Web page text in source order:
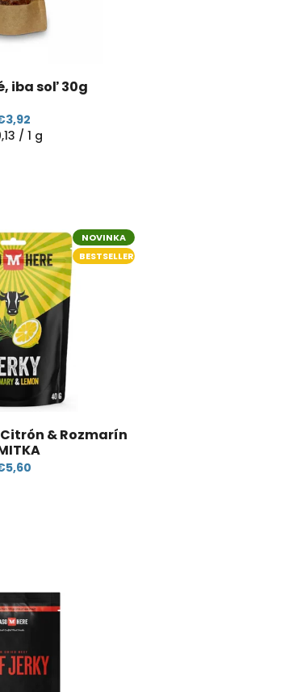
iba soľ 30g
/ 1 g
NOVINKA
BESTSELLER
& Rozmarín